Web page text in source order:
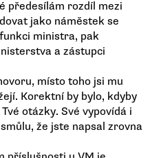
předesílám rozdíl mezi
jako náměstek se
ministra, pak
a zástupci
místo toho jsi mu
Korektní by bylo, kdyby
otázky. Své vypovídá i
že jste napsal zrovna